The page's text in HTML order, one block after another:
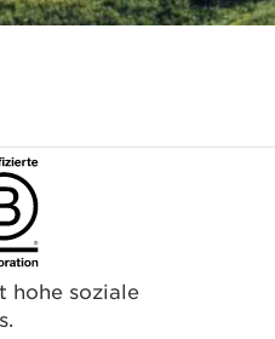
hohe soziale